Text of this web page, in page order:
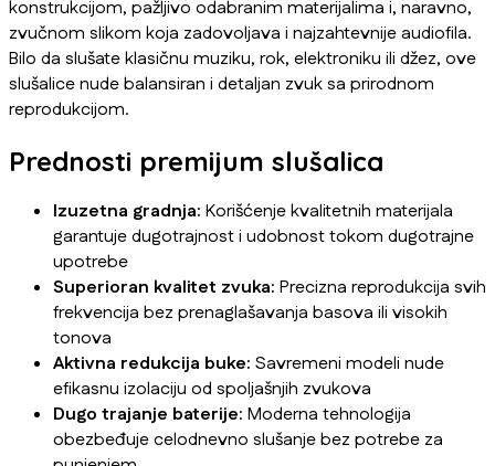
konstrukcijom, pažljivo odabranim materijalima i, naravno,
zvučnom slikom koja zadovoljava i najzahtevnije audiofila.
Bilo da slušate klasičnu muziku, rok, elektroniku ili džez, ove
slušalice nude balansiran i detaljan zvuk sa prirodnom
reprodukcijom.
Prednosti premijum slušalica
Izuzetna gradnja: Korišćenje kvalitetnih materijala
garantuje dugotrajnost i udobnost tokom dugotrajne
upotrebe
Superioran kvalitet zvuka: Precizna reprodukcija svih
frekvencija bez prenaglašavanja basova ili visokih
tonova
Aktivna redukcija buke: Savremeni modeli nude
efikasnu izolaciju od spoljašnjih zvukova
Dugo trajanje baterije: Moderna tehnologija
obezbeđuje celodnevno slušanje bez potrebe za